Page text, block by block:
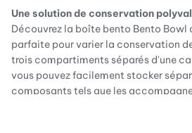
Une solution de conservation
Découvrez la boîte bento Bento Bowl
parfaite pour varier la conservation
trois compartiments séparés d'une
vous pouvez facilement stocker
composants tels que les